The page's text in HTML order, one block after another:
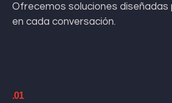
Ofrecemos soluciones diseñadas
en cada conversación.
.01